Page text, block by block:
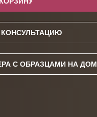
С ОБРАЗЦАМИ НА ДОМ